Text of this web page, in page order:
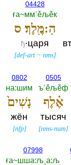
04428
ға~ммˈěљěк
הַ:מֶּֽלֶךְ׃ ס
ђ·царя
[def-art~ nms]
0505
ъˈěљěф
אֶ֗לֶף
тысяч
[nms-num]
0802
на:шим
נָשִׁים֙
жён
[nfp]
07998
ға~шша:љˌа:љ